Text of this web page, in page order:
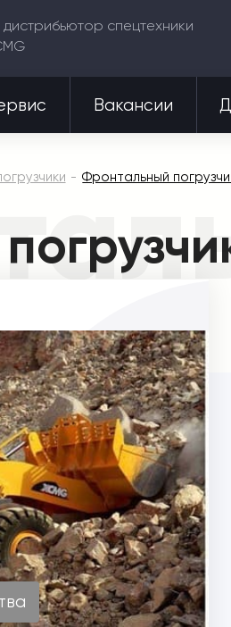
спецтехники
Вакансии
Фронтальный